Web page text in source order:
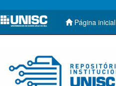
Página inicial